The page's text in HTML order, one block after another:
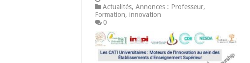
Actualités, Annonces : Professeur,
Formation, innovation
0